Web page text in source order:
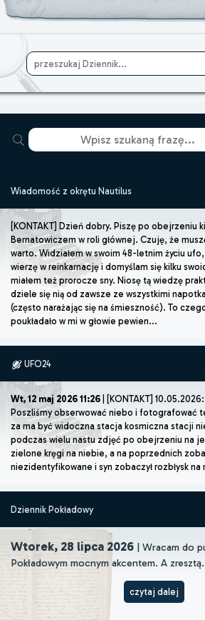
Wiadomość z okrętu Nautilus
[KONTAKT] Dzień dobry. Piszę po obejrzeniu
Bernatowiczem w roli głównej. Czuję, że
warto. Widziałem w swoim 48-letnim życiu
wierzę w reinkarnację i domyślam się kilku
miałem też prorocze sny. Niosę tą wiedzę
dziele się nią od zawsze ze wszystkimi
(często narażając się na śmieszność). To
poukładało w mi w głowie pewien...
UFO24
Wt, 12 maj 2026 11:26 | [KONTAKT]
Poszliśmy obserwować niebo i fotografować
za ma być widoczna stacja kosmiczna stacji
podczas wielu nastu zdjęć po obejrzeniu na
zielone kręgi na niebie, a na poprzednich
niezidentyfikowane i syn zobaczył rozbłysk na
Dziennik Pokładowy
Wtorek, 28 lipca 2026 | Wracam do
Pokładowym mocnym akcentem. A
czytaj dalej